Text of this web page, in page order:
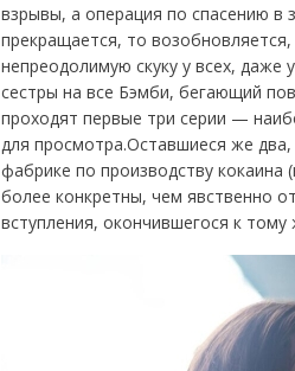
взрывы, а операция по спасению в
прекращается, то
непреодолимую скуку у всех, даже
сестры на все Бэмби, бегающий
проходят первые три серии —
для просмотра.Оставшиеся же
фабрике по производству
более конкретны, чем явственно
вступления, окончившегося к тому